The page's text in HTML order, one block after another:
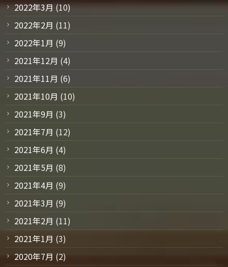
2022年3月(10)
2022年2月 (11)
2022年1月 (9)
2021年12月 (4)
2021年11月 (6)
2021年10月 (10)
2021年9月 (3)
2021年7月 (12)
2021年6月 (4)
2021年5月 (8)
2021年4月 (9)
2021年3月 (9)
2021年2月 (11)
2021年1月 (3)
2020年7月 (2)